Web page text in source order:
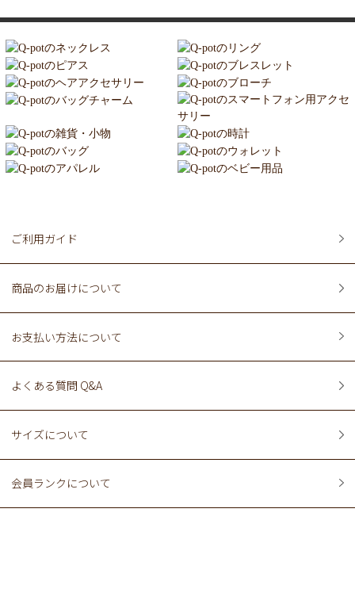
ご利用ガイド
商品のお届けについて
お支払い方法について
よくある質問 Q&A
サイズについて
会員ランクについて